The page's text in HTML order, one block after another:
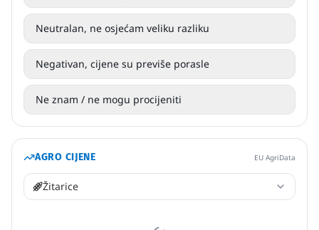
Neutralan, ne osjećam veliku razliku
Negativan, cijene su previše porasle
Ne znam / ne mogu procijeniti
AGRO CIJENE EU AgriData
Žitarice